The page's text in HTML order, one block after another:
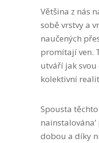
Většina z nás
sobě vrstvy a
naučených
promítají ven.
utváří jak
kolektivní
Spousta
dobou a díky